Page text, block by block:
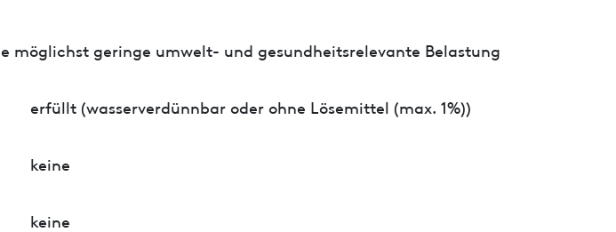
möglichst geringe umwelt- und gesundheitsrelevante Belastung
erfüllt (wasserverdünnbar oder ohne Lösemittel (max. 1%))
keine
keine